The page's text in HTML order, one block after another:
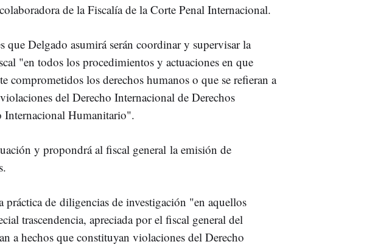
de la Fiscalía de la Corte Penal Internacional.
que Delgado asumirá serán coordinar y supervisar la
"en todos los procedimientos y actuaciones en que
comprometidos los derechos humanos o que se refieran a
del Derecho Internacional de Derechos
Internacional Humanitario".
y propondrá al fiscal general la emisión de
práctica de diligencias de investigación "en aquellos
trascendencia, apreciada por el fiscal general del
a hechos que constituyan violaciones del Derecho